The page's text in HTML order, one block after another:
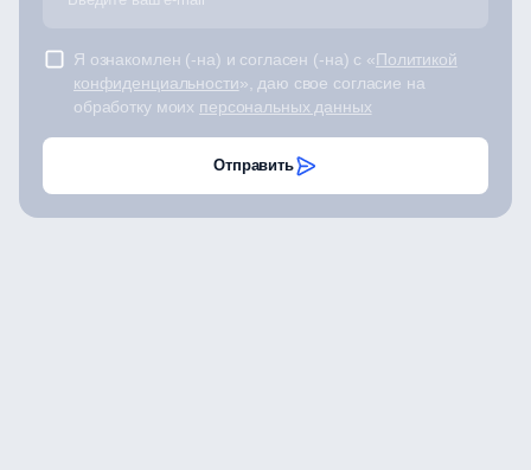
Я ознакомлен (-на) и согласен (-на) с «Политикой
конфиденциальности», даю свое согласие на
обработку моих персональных данных
Отправить